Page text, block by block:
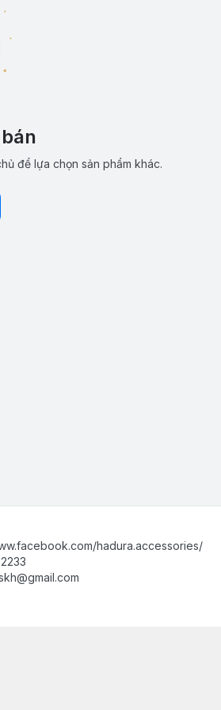
để lựa chọn sản phẩm khác.
hadura.accessories/